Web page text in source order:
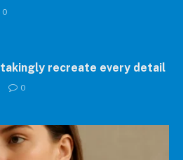
0
recreate every detail
0